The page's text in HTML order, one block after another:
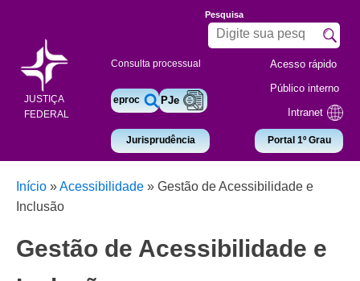
JUSTIÇA
FEDERAL
Consulta processual
eproc PJe
Jurisprudência
Pesquisa
Acesso rápido
Público interno
Intranet
Portal 1º Grau
Início »Acessibilidade » Gestão de Acessibilidade e
Inclusão
Gestão de Acessibilidade e